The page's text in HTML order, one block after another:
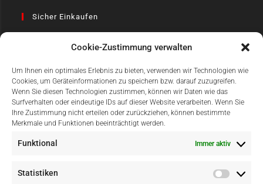
Cookie-Zustimmung verwalten
Um Ihnen ein optimales Erlebnis zu bieten, verwenden wir Technologien wie
Cookies, um Geräteinformationen zu speichern bzw. darauf zuzugreifen.
Wenn Sie diesen Technologien zustimmen, können wir Daten wie das
Surfverhalten oder eindeutige IDs auf dieser Website verarbeiten. Wenn Sie
Ihre Zustimmung nicht erteilen oder zurückziehen, können bestimmte
Merkmale und Funktionen beeinträchtigt werden.
Funktional Immer aktiv
Statistiken
Sicher Einkaufen
Einfach Online Bezahlen